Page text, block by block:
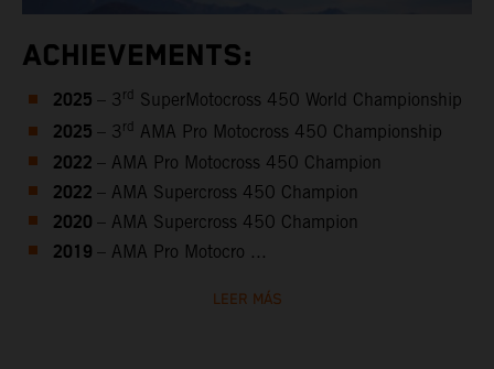
ACHIEVEMENTS:
2025 – 3 rd SuperMotocross 450 World Championship
2025 – 3 rd AMA Pro Motocross 450 Championship
2022 – AMA Pro Motocross 450 Champion
2022 – AMA Supercross 450 Champion
2020 – AMA Supercross 450 Champion
2019 – AMA Pro Motocro ...
LEER MÁS